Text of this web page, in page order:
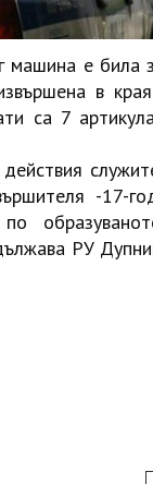
МЕСТА
машина е била
в
са 7
-17-
РУ